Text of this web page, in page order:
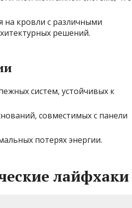
на кровли с различными
решений.
систем, устойчивых к
совместимых с панели
потерях энергии.
лайфхаки